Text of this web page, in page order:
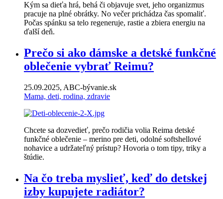
Kým sa dieťa hrá, behá či objavuje svet, jeho organizmus
pracuje na plné obrátky. No večer prichádza čas spomaliť.
Počas spánku sa telo regeneruje, rastie a zbiera energiu na
ďalší deň.
Prečo si ako dámske a detské funkčné
oblečenie vybrať Reimu?
25.09.2025, ABC-bývanie.sk
Mama, deti, rodina, zdravie
Chcete sa dozvedieť, prečo rodičia volia Reima detské
funkčné oblečenie – merino pre deti, odolné softshellové
nohavice a udržateľný prístup? Hovoria o tom tipy, triky a
štúdie.
Na čo treba myslieť, keď do detskej
izby kupujete radiátor?